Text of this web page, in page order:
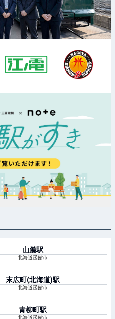
山麓駅
北海道函館市
末広町(北海道)駅
北海道函館市
青柳町駅
北海道函館市